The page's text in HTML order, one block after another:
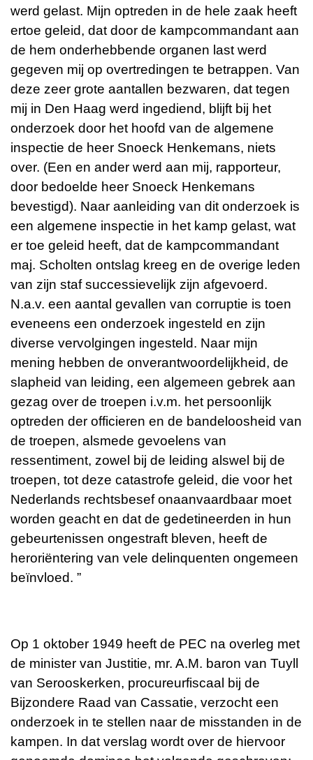
werd gelast. Mijn optreden in de hele zaak heeft
ertoe geleid, dat door de kampcommandant aan
de hem onderhebbende organen last werd
gegeven mij op overtredingen te betrappen. Van
deze zeer grote aantallen bezwaren, dat tegen
mij in Den Haag werd ingediend, blijft bij het
onderzoek door het hoofd van de algemene
inspectie de heer Snoeck Henkemans, niets
over. (Een en ander werd aan mij, rapporteur,
door bedoelde heer Snoeck Henkemans
bevestigd). Naar aanleiding van dit onderzoek is
een algemene inspectie in het kamp gelast, wat
er toe geleid heeft, dat de kampcommandant
maj. Scholten ontslag kreeg en de overige leden
van zijn staf successievelijk zijn afgevoerd.
N.a.v. een aantal gevallen van corruptie is toen
eveneens een onderzoek ingesteld en zijn
diverse vervolgingen ingesteld. Naar mijn
mening hebben de onverantwoordelijkheid, de
slapheid van leiding, een algemeen gebrek aan
gezag over de troepen i.v.m. het persoonlijk
optreden der officieren en de bandeloosheid van
de troepen, alsmede gevoelens van
ressentiment, zowel bij de leiding alswel bij de
troepen, tot deze catastrofe geleid, die voor het
Nederlands rechtsbesef onaanvaardbaar moet
worden geacht en dat de gedetineerden in hun
gebeurtenissen ongestraft bleven, heeft de
heroriëntering van vele delinquenten ongemeen
beïnvloed. ”
Op 1 oktober 1949 heeft de PEC na overleg met
de minister van Justitie, mr. A.M. baron van Tuyll
van Serooskerken, procureurfiscaal bij de
Bijzondere Raad van Cassatie, verzocht een
onderzoek in te stellen naar de misstanden in de
kampen. In dat verslag wordt over de hiervoor